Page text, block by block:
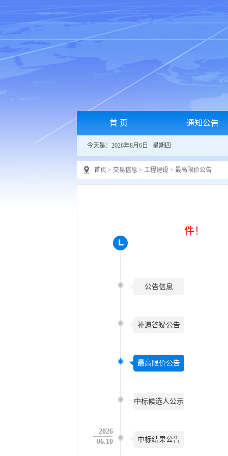
首 页 通知公告
今天是：2026年8月6日 星期四
首页 > 交易信息 > 工程建设 > 最高限价公告
公告信息
补遗答疑公告
最高限价公告
中标候选人公示
2026
06.10
中标结果公告
件！